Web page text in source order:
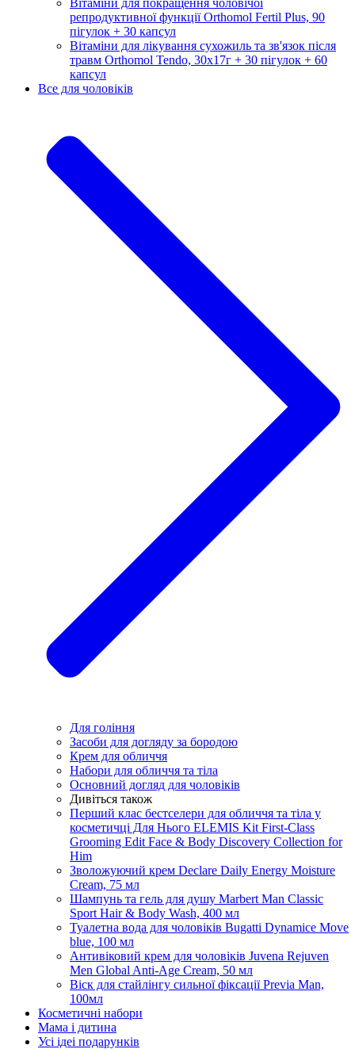
репродуктивної функції Orthomol Fertil Plus, 90
пігулок + 30 капсул
Вітаміни для лікування сухожиль та зв'язок після
травм Orthomol Tendo, 30х17г + 30 пігулок + 60
капсул
Все для чоловіків
Для гоління
Засоби для догляду за бородою
Крем для обличчя
Набори для обличчя та тіла
Основний догляд для чоловіків
Дивіться також
Перший клас бестселери для обличчя та тіла у
косметичці Для Нього ELEMIS Kit First-Class
Grooming Edit Face & Body Discovery Collection for
Him
Зволожуючий крем Declare Daily Energy Moisture
Cream, 75 мл
Шампунь та гель для душу Marbert Man Classic
Sport Hair & Body Wash, 400 мл
Туалетна вода для чоловіків Bugatti Dynamice Move
blue, 100 мл
Антивіковий крем для чоловіків Juvena Rejuven
Men Global Anti-Age Cream, 50 мл
Віск для стайлінгу сильної фіксації Previa Man,
100мл
Косметичні набори
Мама і дитина
Усi iдеi подарункiв